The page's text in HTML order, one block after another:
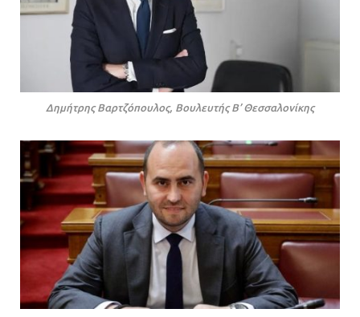
Δημήτρης Βαρτζόπουλος, Βουλευτής Β’ Θεσσαλονίκης